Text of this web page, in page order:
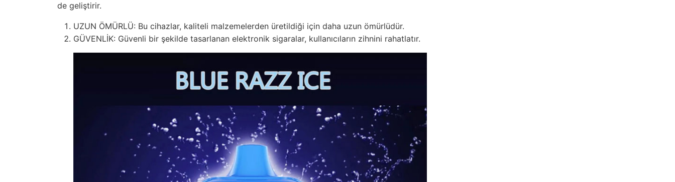
de geliştirir.
UZUN ÖMÜRLÜ: Bu cihazlar, kaliteli malzemelerden üretildiği için daha uzun ömürlüdür.
GÜVENLİK: Güvenli bir şekilde tasarlanan elektronik sigaralar, kullanıcıların zihnini rahatlatır.